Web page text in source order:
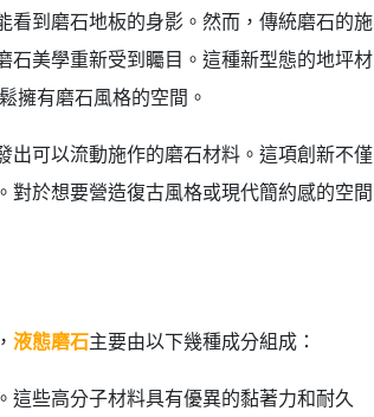
看到磨石地板的身影。然而，傳統磨石的施
石美學重新受到矚目。這種新型態的地坪材
擁有磨石風格的空間。
出可以流動施作的磨石材料。這項創新不僅
於想要營造復古風格或現代簡約感的空間
液態磨石主要由以下幾種成分組成：
些高分子材料具有優異的黏著力和耐久